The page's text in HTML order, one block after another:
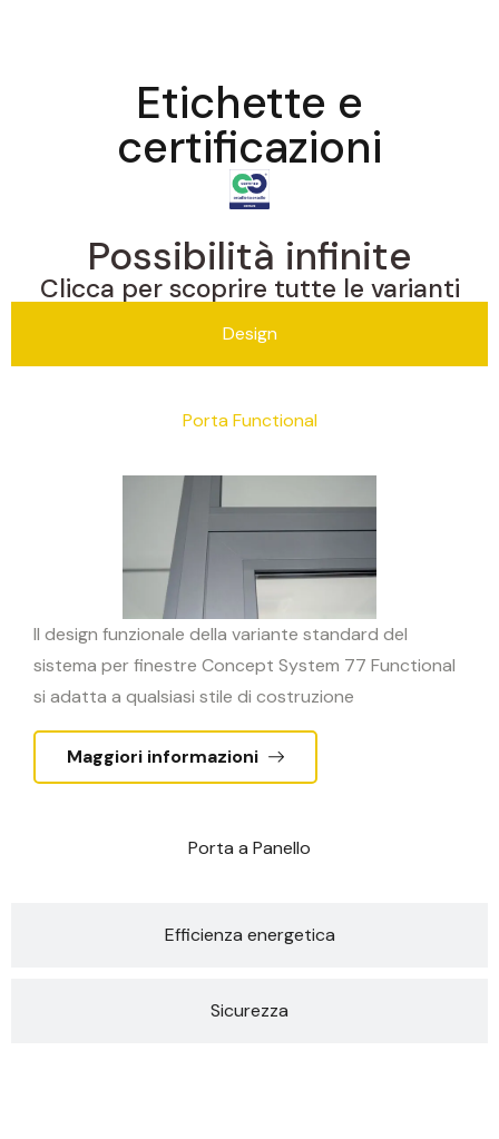
Etichette e
certificazioni
Possibilità infinite
Clicca per scoprire tutte le varianti
Design
Efficienza energetica
Sicurezza
Porta Functional
Porta a Panello
Il design funzionale della variante standard del
sistema per finestre Concept System 77 Functional
si adatta a qualsiasi stile di costruzione
Maggiori informazioni